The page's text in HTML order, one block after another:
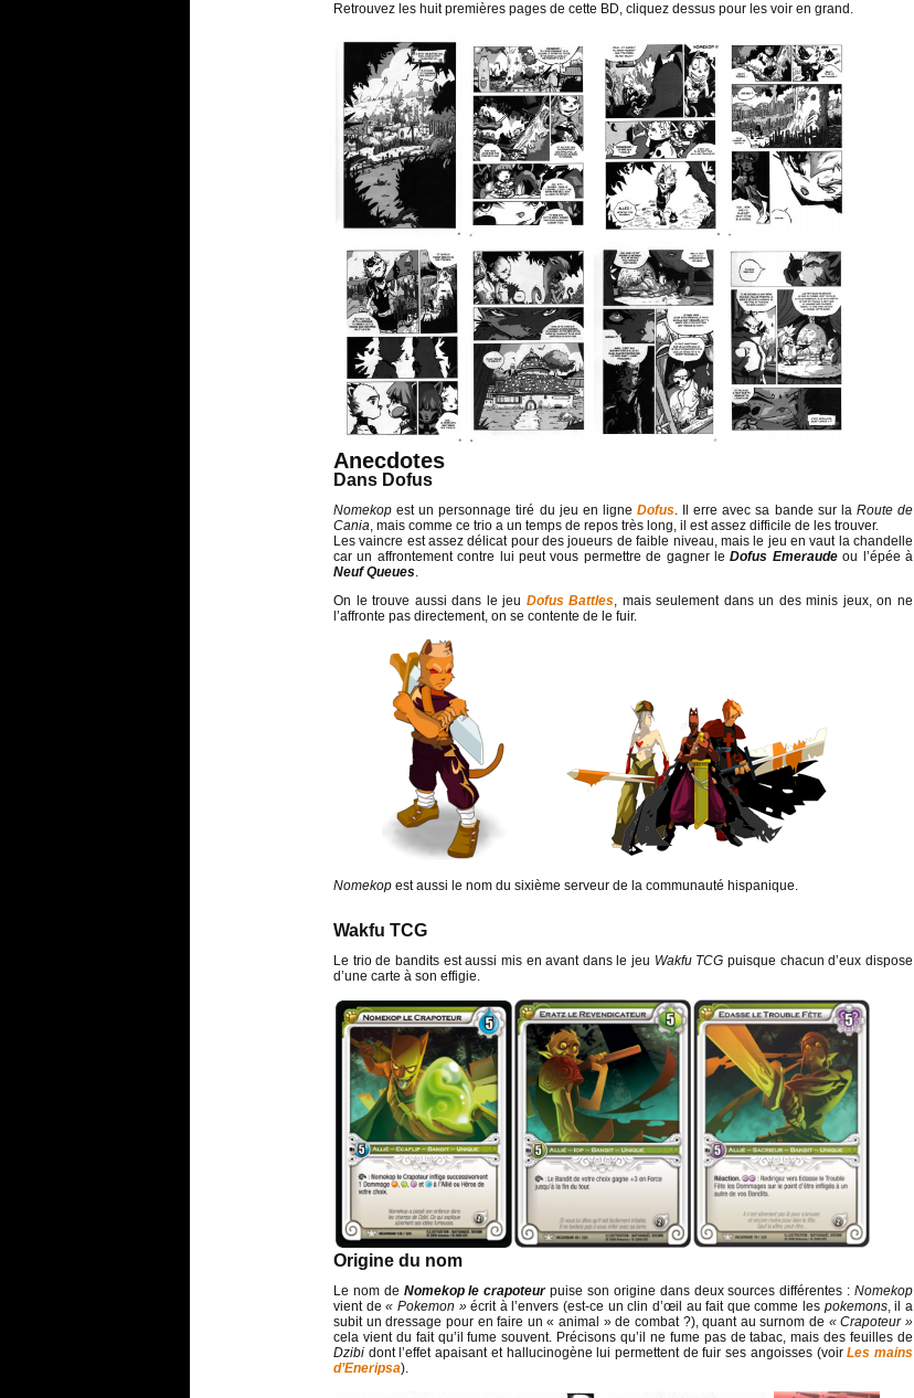
Retrouvez les huit premières pages de cette BD, cliquez dessus pour les voir en grand.
Anecdotes
Dans Dofus
Nomekopest un personnage tiré du jeu en ligneDofus. Il erre avec sa bande sur la Route de
Cania, mais comme ce trio a un temps de repos très long, il est assez difficile de les trouver.
Les vaincre est assez délicat pour des joueurs de faible niveau, mais le jeu en vaut la chandelle
car un affrontement contre lui peut vous permettre de gagner leDofus Emeraudeou l’épée à
Neuf Queues.
On le trouve aussi dans le jeu Dofus Battles, mais seulement dans un des minis jeux, on ne
l’affronte pas directement, on se contente de le fuir.
Nomekop est aussi le nom du sixième serveur de la communauté hispanique.
Wakfu TCG
Le trio de bandits est aussi mis en avant dans le jeu Wakfu TCG puisque chacun d’eux dispose
d’une carte à son effigie.
Origine du nom
Le nom de Nomekop le crapoteurpuise son origine dans deux sources différentes : Nomekop
vient de« Pokemon »écrit à l’envers (est-ce un clin d’œil au fait que comme les pokemons, il a
subit un dressage pour en faire un « animal » de combat ?), quant au surnom de « Crapoteur »
cela vient du fait qu’il fume souvent. Précisons qu’il ne fume pas de tabac, mais des feuilles de
Dzibi dont l’effet apaisant et hallucinogène lui permettent de fuir ses angoisses (voirLes mains
d’Eneripsa).